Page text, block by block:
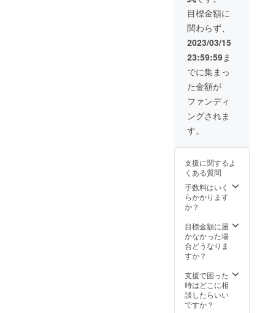
ヒー豆
抽出物
生豆生
産国：
コ、イ
ンド 原
産国：
アメリ
カ 内容
量：30
ｇ 保存
乾燥し
た場所
に保管
して下
さい。
賞味期
に手ぶ
らで気
軽に、
お好き
な時に
いらし
て下さ
い。 前
日まで
にご連
絡下
さった
節の主
必ずご
用意さ
せて頂
きま
立ち
寄って
ご利用
は、美
味しい
御干菓
子にな
フィー
ル】 安
保成子
seiko
abo/有
松絞り
ナー
ABO
KIKAK
U代表 ​
モダン
デザイ
ンに。
インテ
リア、
ベル
ティ制
作ほ
か。教
で講
演・
ワーク
ショッ
ださ
い。 ※
不特定
の方と
のお相
席、ご
一緒の
空間で
の食事
会とな
ります
ことご
了承下
飲み物
は、別
途料金
となり
ます。
づきま
した！
ぜひ、
活用し
て頂け
ると嬉
しいで
す。
承くだ
さい。
※体調不
良の場
合も基
本的に
キャン
セル料
は発生
いたし
ます。
代理の
方にご
構いま
せん。
【有効
期限】
ご連絡
日から
はご自
身でご
負担く
不特定
の方と
のお相
席、ご
す。ご
理解の
程お願
いいた
す。 ※
交通費
はご自
身でご
負担く
ださ
い。 ※
の日に
ご出席
が難し
い場合
は、お
知り合
を譲渡
して下
さって
ん。
ご選択
いただ
いた作
家さん
を写真
で何種
類かご
提案致
しま
す。 ご
希望の
送にて
お届け
したい
と考え
ており
ます。
しみに
してい
てくだ
みの先
着順に
よって
は、作
して生
まれ
る。 畳
業界の
衰退を
危機に
感じ、
2018年
頃から
現代の
住宅イ
合でき
るデザ
イン性
の高い
「すご
い畳」
る。 畳
の形を
自由に
体を一
つの絵
とした
畳を制
ます。
開校日
のご都
合の良
いらし
て下さ
い。 前
日まで
にご連
絡を頂
き、お
嬉しい
です。
【ご利
用頂け
る方】
ご本人
けま
す。 ※
交通費
負担く
ださ
い。 ※
薄茶の
茶がお
苦手な
方用
に、生
珈琲で
もご用
意可能
です。
【ご利
用可能
日】
SNS等
開校し
日をご
案内し
ており
ます。
合の良
い日に
いらし
日まで
にご連
絡を頂
き、お
板を付
けて、
後日報
告とお
礼のお
便りを
させて
頂きま
す。 ※
命名す
るお名
前は、
ト終了
メール
にて伺
います
ので
えくだ
さい。
目標金額に
関わらず、
2023/03/15
23:59:59ま
でに集まっ
た金額が
ファンディ
ングされま
す。
支援に関するよ
くある質問
手数料はいく
らかかります
か？
目標金額に届
かなかった場
合どうなりま
すか？
支援で困った
時はどこに相
談したらいい
ですか？